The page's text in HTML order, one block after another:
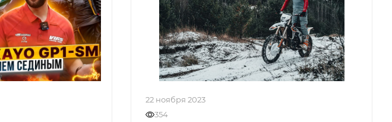
22 ноября 2023
354